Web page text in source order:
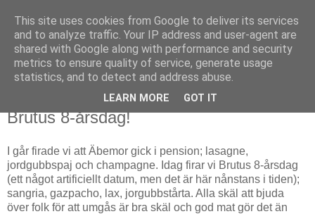
Björn Fritz
vad än som faller mig in
lördag, juli 05, 2014
Brutus 8-årsdag!
I går firade vi att Äbemor gick i pension; lasagne,
jordgubbspaj och champagne. Idag firar vi Brutus 8-årsdag
(ett något artificiellt datum, men det är här nånstans i tiden);
sangria, gazpacho, lax, jorgubbstårta. Alla skäl att bjuda
över folk för att umgås är bra skäl och god mat gör det än
This site uses cookies from Google to deliver its services
and to analyze traffic. Your IP address and user-agent are
shared with Google along with performance and security
metrics to ensure quality of service, generate usage
statistics, and to detect and address abuse.
LEARN MORE GOT IT